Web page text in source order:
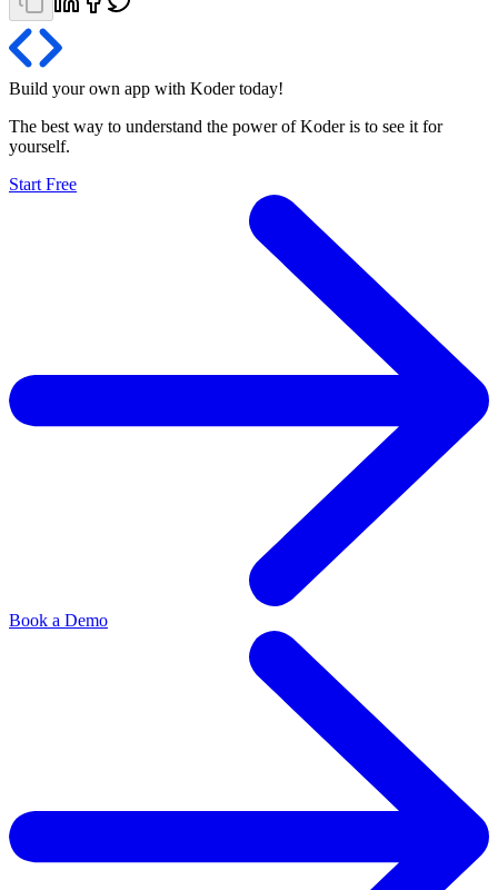
Build your own app with Koder today!
The best way to understand the power of Koder is to see it for
yourself.
Start Free
Book a Demo